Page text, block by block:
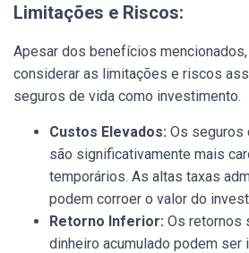
Limitações e Riscos:
Apesar dos benefícios
considerar as limitações e riscos
seguros de vida como investimento.
Custos Elevados: Os seguros
são significativamente mais
temporários. As altas taxas
podem corroer o valor do
Retorno Inferior: Os retornos
dinheiro acumulado podem ser